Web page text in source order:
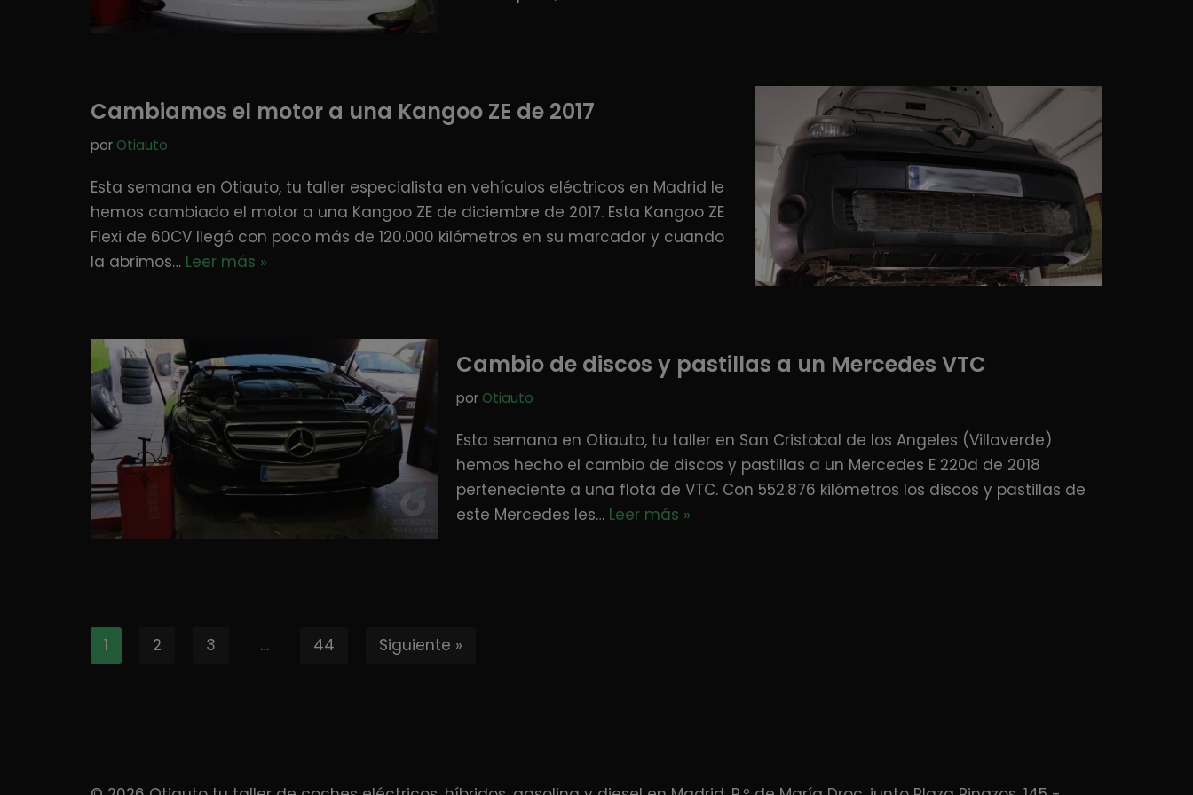
Cambiamos el motor a una Kangoo ZE de 2017
por Otiauto
Esta semana en Otiauto, tu taller especialista en vehículos eléctricos en Madrid le
hemos cambiado el motor a una Kangoo ZE de diciembre de 2017. Esta Kangoo ZE
Flexi de 60CV llegó con poco más de 120.000 kilómetros en su marcador y cuando
la abrimos… Leer más »
Cambio de discos y pastillas a un Mercedes VTC
por Otiauto
Esta semana en Otiauto, tu taller en San Cristobal de los Angeles (Villaverde)
hemos hecho el cambio de discos y pastillas a un Mercedes E 220d de 2018
perteneciente a una flota de VTC. Con 552.876 kilómetros los discos y pastillas de
este Mercedes les… Leer más »
1 2 3 … 44 Siguiente »